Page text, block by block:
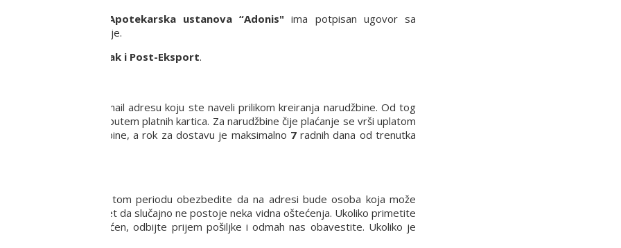
Apotekarska ustanova “Adonis" ima potpisan ugovor sa
Republike Srbije.
usluge
Post-Pak i Post-Eksport.
na Vašu e-mail adresu koju ste naveli prilikom kreiranja narudžbine. Od tog
robe pouzećem ili putem platnih kartica. Za narudžbine čije plaćanje se vrši uplatom
sa potvrdom narudžbine, a rok za dostavu je maksimalno 7radnih dana od trenutka
h. Molimo Vas da u tom periodu obezbedite da na adresi bude osoba koja može
pregledate paket da slučajno ne postoje neka vidna oštećenja. Ukoliko primetite
možda oštećen, odbijte prijem pošiljke i odmah nas obavestite. Ukoliko je
kuriru adresnicu.